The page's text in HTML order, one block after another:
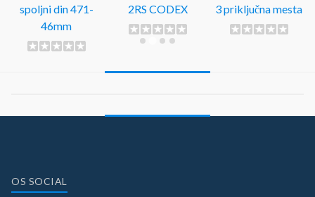
spoljni din 471-
46mm
2RS CODEX
3 priključna mesta
OS SOCIAL